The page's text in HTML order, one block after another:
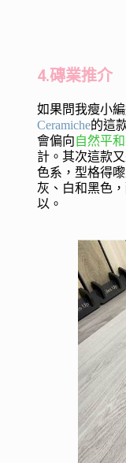
4.磚業推介
如果問我瘦小
Ceramiche的這
會偏向自然平和
計。其次這款
色系，型格得
灰、白和黑色
以。